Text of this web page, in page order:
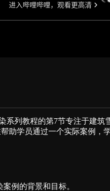
系列教程的第7节专注于建
助学员通过一个实际案例，
例的背景和目标。